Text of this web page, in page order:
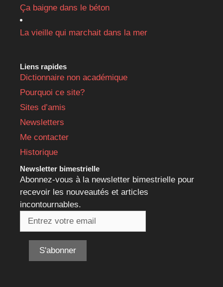
Ça baigne dans le béton
La vieille qui marchait dans la mer
Liens rapides
Dictionnaire non académique
Pourquoi ce site?
Sites d’amis
Newsletters
Me contacter
Historique
Newsletter bimestrielle
Abonnez-vous à la newsletter bimestrielle pour
recevoir les nouveautés et articles
incontournables.